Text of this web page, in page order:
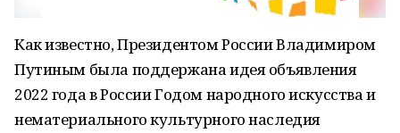
Как известно, Президентом России Владимиром
Путиным была поддержана идея объявления
2022 года в России Годом народного искусства и
нематериального культурного наследия